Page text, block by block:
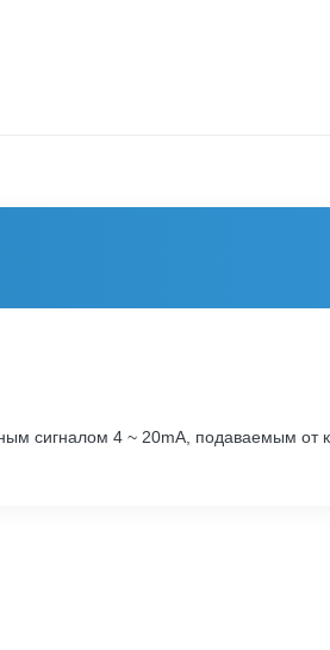
сигналом 4 ~ 20mA, подаваемым от